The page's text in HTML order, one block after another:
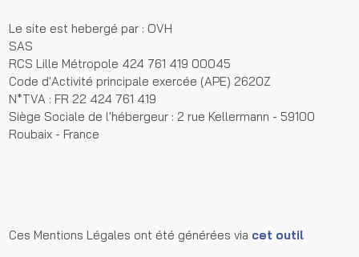
Le site est hebergé par : OVH
SAS
RCS Lille Métropole 424 761 419 00045
Code d'Activité principale exercée (APE) 2620Z
N*TVA : FR 22 424 761 419
Siège Sociale de l'hébergeur : 2 rue Kellermann - 59100
Roubaix - France
Ces Mentions Légales ont été générées via cet outil